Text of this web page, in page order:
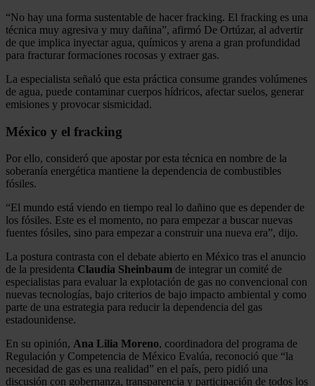
“No hay una forma sustentable de hacer fracking. El fracking es una
técnica muy agresiva y muy dañina”, afirmó De Ortúzar, al advertir
de que implica inyectar agua, químicos y arena a gran profundidad
para fracturar formaciones rocosas y extraer gas.
La especialista señaló que esta práctica consume grandes volúmenes
de agua, puede contaminar cuerpos hídricos, afectar suelos, generar
emisiones y provocar sismicidad.
México y el fracking
Por ello, consideró que apostar por esta técnica en nombre de la
soberanía energética mantiene la dependencia de combustibles
fósiles.
“El mundo está viendo en tiempo real lo dañino que es depender de
los fósiles. Este es el momento, no para empezar a buscar nuevas
fuentes fósiles, sino para empezar a construir una nueva era”, dijo.
La postura contrasta con el debate abierto en México tras el anuncio
de la presidenta Claudia Sheinbaum de integrar un comité de
especialistas para evaluar la explotación de gas no convencional con
nuevas tecnologías, bajo criterios de bajo impacto ambiental y como
parte de una estrategia para reducir la dependencia del gas
estadounidense.
En su opinión, Ana Lilia Moreno, coordinadora del programa de
Regulación y Competencia de México Evalúa, reconoció que “la
necesidad de gas es una realidad” en el país, pero pidió una
discusión con gobernanza, transparencia y participación de todos los